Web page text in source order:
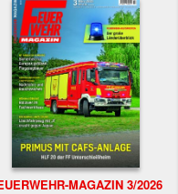
MAGAZIN 3/2026